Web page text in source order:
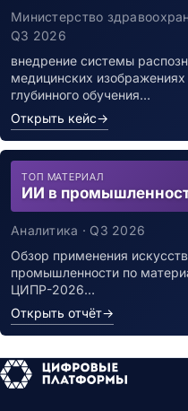
Министерство
Q3 2026
внедрение системы
медицинских
глубинного обучения…
Открыть кейс→
ТОП МАТЕРИАЛ
ИИ в
Аналитика · Q3 2026
Обзор применения
промышленности по
ЦИПР-2026…
Открыть отчёт→